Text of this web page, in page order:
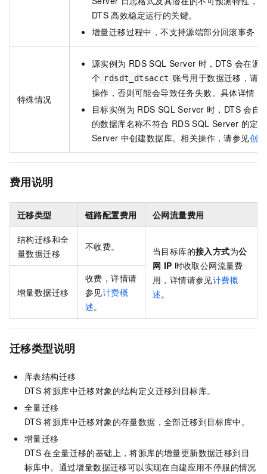
DTS 高效稳定运行的关键。
增量迁移过程中，不支持源端部分回滚事务
特殊情况
源实例为 RDS SQL Server 时，DTS 会在源
个 rdsdt_dtsacct 账号用于数据迁移，请
操作，否则可能会导致任务失败。具体详情，
目标实例为 RDS SQL Server 时，DTS 会自
的数据库名称不符合 RDS SQL Server 的定
Server 中创建数据库。相关操作，请参见创
费用说明
迁移类型 链路配置费用 公网流量费用
结构迁移和全
量数据迁移
不收费。 当目标库的接入方式为公
网 IP 时收取公网流量费
用，详情请参见计费概
述。
增量数据迁移
收费，详情请
参见计费概
述。
迁移类型说明
库表结构迁移
DTS 将源库中迁移对象的结构定义迁移到目标库。
全量迁移
DTS 将源库中迁移对象的存量数据，全部迁移到目标库中。
增量迁移
DTS 在全量迁移的基础上，将源库的增量更新数据迁移到目
标库中。通过增量数据迁移可以实现在自建应用不停服的情况